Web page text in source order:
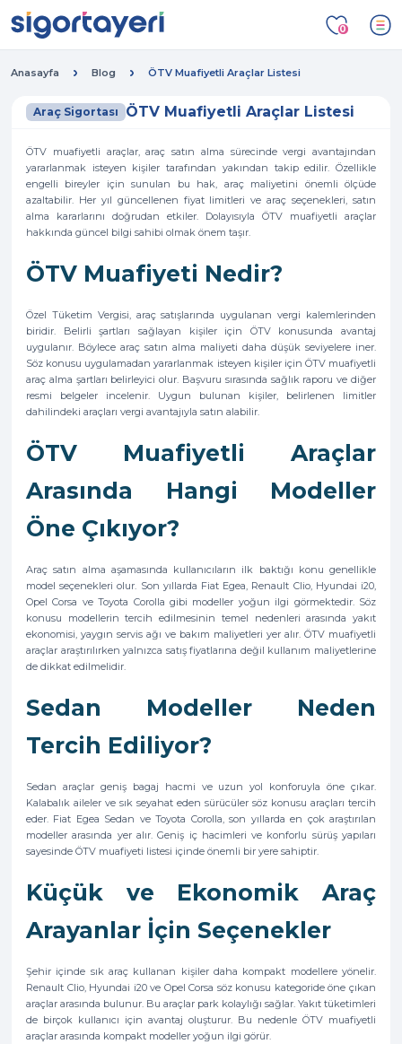
0
Anasayfa Blog ÖTV Muafiyetli Araçlar Listesi
Araç Sigortası ÖTV Muafiyetli Araçlar Listesi
ÖTV muafiyetli araçlar, araç satın alma sürecinde vergi avantajından
yararlanmak isteyen kişiler tarafından yakından takip edilir. Özellikle
engelli bireyler için sunulan bu hak, araç maliyetini önemli ölçüde
azaltabilir. Her yıl güncellenen fiyat limitleri ve araç seçenekleri, satın
alma kararlarını doğrudan etkiler. Dolayısıyla ÖTV muafiyetli araçlar
hakkında güncel bilgi sahibi olmak önem taşır.
ÖTV Muafiyeti Nedir?
Özel Tüketim Vergisi, araç satışlarında uygulanan vergi kalemlerinden
biridir. Belirli şartları sağlayan kişiler için ÖTV konusunda avantaj
uygulanır. Böylece araç satın alma maliyeti daha düşük seviyelere iner.
Söz konusu uygulamadan yararlanmak isteyen kişiler için ÖTV muafiyetli
araç alma şartları belirleyici olur. Başvuru sırasında sağlık raporu ve diğer
resmi belgeler incelenir. Uygun bulunan kişiler, belirlenen limitler
dahilindeki araçları vergi avantajıyla satın alabilir.
ÖTV Muafiyetli Araçlar
Arasında Hangi Modeller
Öne Çıkıyor?
Araç satın alma aşamasında kullanıcıların ilk baktığı konu genellikle
model seçenekleri olur. Son yıllarda Fiat Egea, Renault Clio, Hyundai i20,
Opel Corsa ve Toyota Corolla gibi modeller yoğun ilgi görmektedir. Söz
konusu modellerin tercih edilmesinin temel nedenleri arasında yakıt
ekonomisi, yaygın servis ağı ve bakım maliyetleri yer alır. ÖTV muafiyetli
araçlar araştırılırken yalnızca satış fiyatlarına değil kullanım maliyetlerine
de dikkat edilmelidir.
Sedan Modeller Neden
Tercih Ediliyor?
Sedan araçlar geniş bagaj hacmi ve uzun yol konforuyla öne çıkar.
Kalabalık aileler ve sık seyahat eden sürücüler söz konusu araçları tercih
eder. Fiat Egea Sedan ve Toyota Corolla, son yıllarda en çok araştırılan
modeller arasında yer alır. Geniş iç hacimleri ve konforlu sürüş yapıları
sayesinde ÖTV muafiyeti listesi içinde önemli bir yere sahiptir.
Küçük ve Ekonomik Araç
Arayanlar İçin Seçenekler
Şehir içinde sık araç kullanan kişiler daha kompakt modellere yönelir.
Renault Clio, Hyundai i20 ve Opel Corsa söz konusu kategoride öne çıkan
araçlar arasında bulunur. Bu araçlar park kolaylığı sağlar. Yakıt tüketimleri
de birçok kullanıcı için avantaj oluşturur. Bu nedenle ÖTV muafiyetli
araçlar arasında kompakt modeller yoğun ilgi görür.